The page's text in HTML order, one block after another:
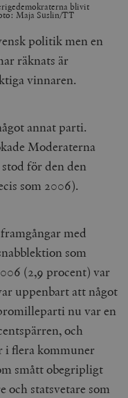
blivit
Maja Suslin/TT
politik men en
räknats är
vinnaren.
annat parti.
Moderaterna
för den den
som 2006).
med
som
(2,9 procent) var
uppenbart att något
nu var en
och
i flera kommuner
smått obegripligt
och statsvetare som